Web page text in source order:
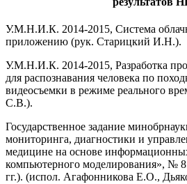
У.М.Н.И.К. 2014-2015, Система
приложению (рук. Старицкий И.Н.).
У.М.Н.И.К. 2014-2015, Разработка
для распознавания человека по
видеосъемки в режиме реального
С.В.).
Государственное задание
мониторинга, диагностики и
медицине на основе
компьютерного моделирования», №
гг.). (испол. Агафонникова Е.О.,